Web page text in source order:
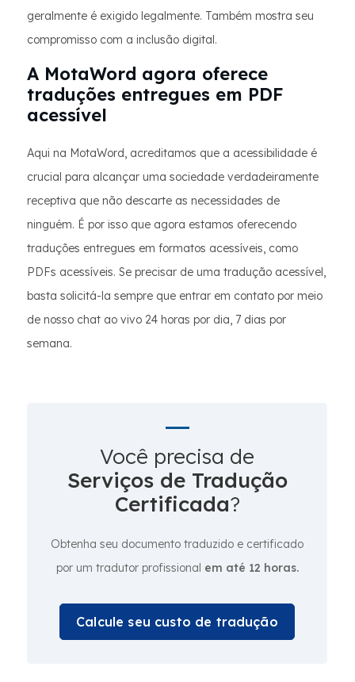
geralmente é exigido legalmente. Também mostra seu
compromisso com a inclusão digital.
A MotaWord agora oferece
traduções entregues em PDF
acessível
Aqui na MotaWord, acreditamos que a acessibilidade é
crucial para alcançar uma sociedade verdadeiramente
receptiva que não descarte as necessidades de
ninguém. É por isso que agora estamos oferecendo
traduções entregues em formatos acessíveis, como
PDFs acessíveis. Se precisar de uma tradução acessível,
basta solicitá-la sempre que entrar em contato por meio
de nosso chat ao vivo 24 horas por dia, 7 dias por
semana.
Você precisa de
Serviços de Tradução
Certificada?
Obtenha seu documento traduzido e certificado
por um tradutor profissional em até 12 horas.
Calcule seu custo de tradução